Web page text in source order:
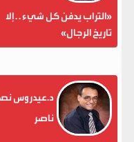
«التراب يدفن كل شيء . . إلا
تاريخ الرجال»
د.عيدروس
ناصر